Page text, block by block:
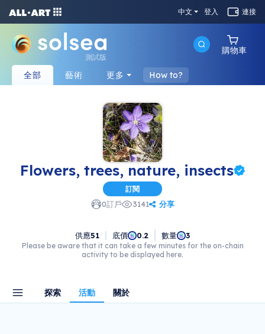
中文 登入 連接
測試版
購物車
全部 藝術 更多 How to?
Flowers, trees, nature, insects
訂閱
0訂戶 3141 分享
供應51 底價 0.2 數量 3
Please be aware that it can take a few minutes for the on-chain
activity to be displayed here.
探索 活動 關於